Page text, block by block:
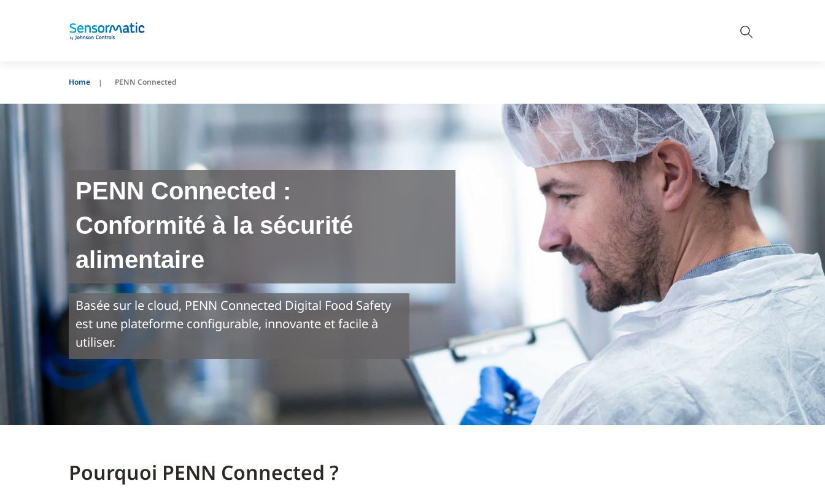
Home PENN Connected
PENN Connected :
Conformité à la sécurité
alimentaire
Basée sur le cloud, PENN Connected Digital Food Safety
est une plateforme configurable, innovante et facile à
utiliser.
Pourquoi PENN Connected ?